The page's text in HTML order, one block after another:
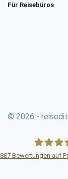
Für Reisebüros
© 2026 -
887 Bewertungen auf